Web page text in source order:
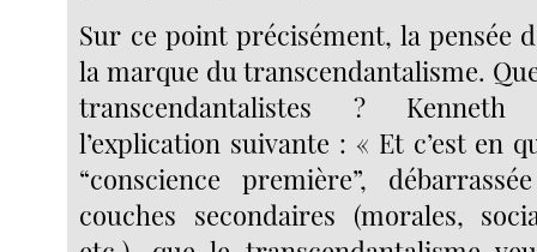
Sur ce point précisément, la pensée
la marque du transcendantalisme.
transcendantalistes ?
l’explication suivante : « Et c’est en
“conscience première”,
couches secondaires (morales,